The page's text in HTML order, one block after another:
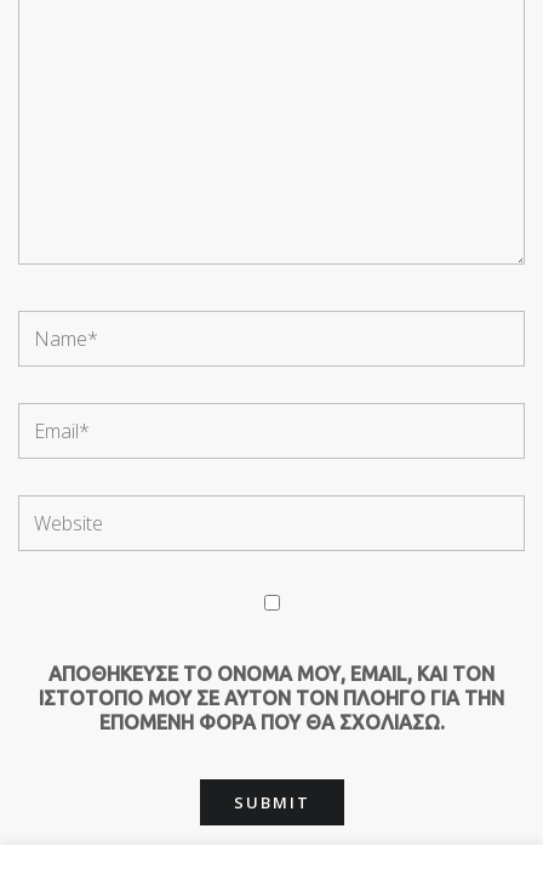
ΑΠΟΘΉΚΕΥΣΕ ΤΟ ΌΝΟΜΆ ΜΟΥ, EMAIL, ΚΑΙ ΤΟΝ
ΙΣΤΌΤΟΠΟ ΜΟΥ ΣΕ ΑΥΤΌΝ ΤΟΝ ΠΛΟΗΓΌ ΓΙΑ ΤΗΝ
ΕΠΌΜΕΝΗ ΦΟΡΆ ΠΟΥ ΘΑ ΣΧΟΛΙΆΣΩ.